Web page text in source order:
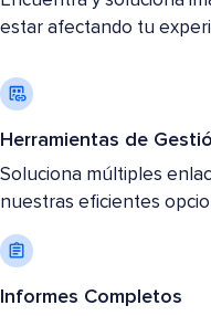
estar afectando tu
Herramientas de
Soluciona múltiples
nuestras eficientes
Informes Completos